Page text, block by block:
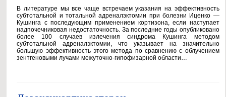
В литературе мы все чаще встречаем указания на эффективность
субтотальной и тотальной адреналэктомии при болезни Иценко —
Кушинга с последующим применением кортизона, если наступает
надпочечниковая недостаточность. За последние годы опубликовано
более 100 случаев излечения синдрома Кушинга методом
субтотальной адреналэктомии, что указывает на значительно
большую эффективность этого метода по сравнению с облучением
зентгеновыми лучами межуточно-гипофизарной области…